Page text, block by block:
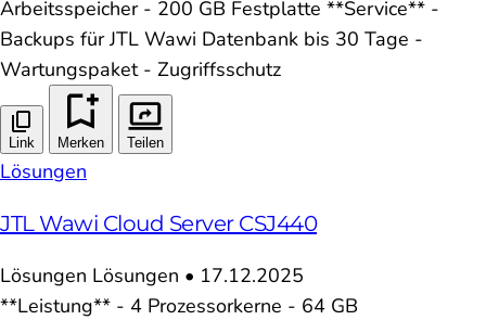
Arbeitsspeicher - 200 GB Festplatte **Service** -
Backups für JTL Wawi Datenbank bis 30 Tage -
Wartungspaket - Zugriffsschutz
Link Merken Teilen
Lösungen
JTL Wawi Cloud Server CSJ440
Lösungen Lösungen • 17.12.2025
**Leistung** - 4 Prozessorkerne - 64 GB